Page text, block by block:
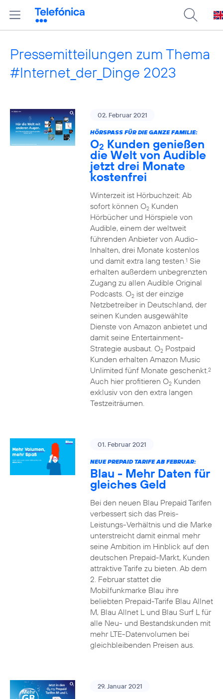
Pressemitteilungen zum Thema
#Internet_der_Dinge 2023
02. Februar 2021
HÖRSPASS FÜR DIE GANZE FAMILIE:
O2 Kunden genießen
die Welt von Audible
jetzt drei Monate
kostenfrei
Winterzeit ist Hörbuchzeit: Ab
sofort können O2Kunden
Hörbücher und Hörspiele von
Audible, einem der weltweit
führenden Anbieter von Audio-
Inhalten, drei Monate kostenlos
und damit extra lang testen.1 Sie
erhalten außerdem unbegrenzten
Zugang zu allen Audible Original
Podcasts. O2ist der einzige
Netzbetreiber in Deutschland, der
seinen Kunden ausgewählte
Dienste von Amazon anbietet und
damit seine Entertainment-
Strategie ausbaut. O2Postpaid
Kunden erhalten Amazon Music
Unlimited fünf Monate geschenkt.2
Auch hier profitieren O2Kunden
exklusiv von den extra langen
Testzeiträumen.
01. Februar 2021
NEUE PREPAID TARIFE AB FEBRUAR:
Blau - Mehr Daten für
gleiches Geld
Bei den neuen Blau Prepaid Tarifen
verbessert sich das Preis-
Leistungs-Verhältnis und die Marke
unterstreicht damit einmal mehr
seine Ambition im Hinblick auf den
deutschen Prepaid-Markt, Kunden
attraktive Tarife zu bieten. Ab dem
2. Februar stattet die
Mobilfunkmarke Blau ihre
beliebten Prepaid-Tarife Blau Allnet
M, Blau Allnet L und Blau Surf L für
alle Neu- und Bestandskunden mit
mehr LTE-Datenvolumen bei
gleichbleibenden Preisen aus.
29. Januar 2021